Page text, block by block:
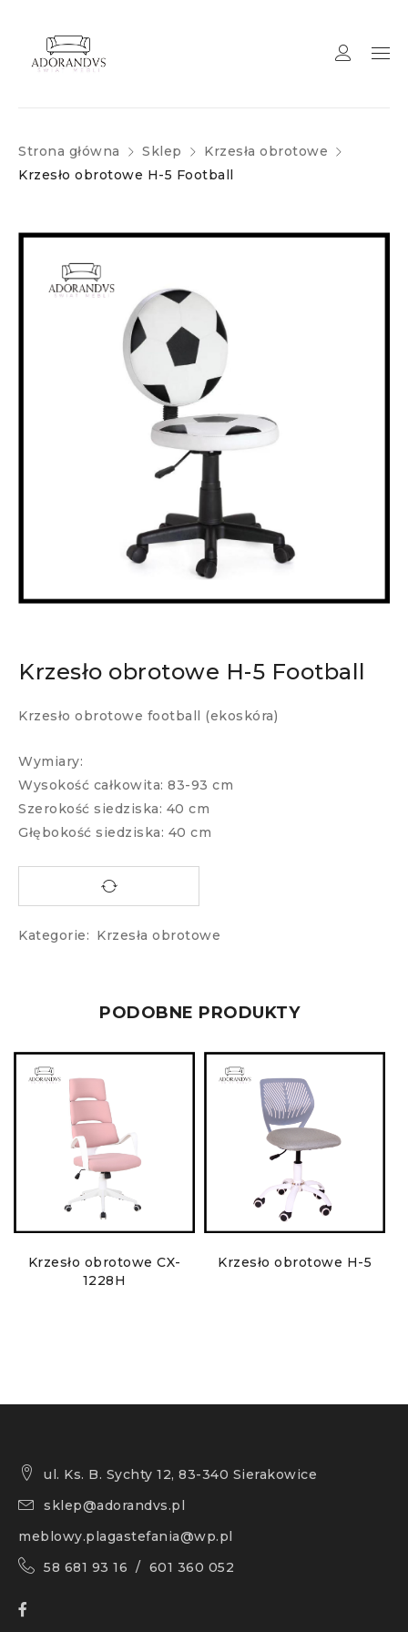
Strona główna Sklep
Krzesła obrotowe
Krzesło obrotowe H-5 Football
Krzesło obrotowe H-5 Football
Krzesło obrotowe football (ekoskóra)
Wymiary:
Wysokość całkowita: 83-93 cm
Szerokość siedziska: 40 cm
Głębokość siedziska: 40 cm
Kategorie: Krzesła obrotowe
PODOBNE PRODUKTY
Krzesło obrotowe CX-
1228H
Krzesło obrotowe H-5
ul. Ks. B. Sychty 12, 83-340 Sierakowice
sklep@adorandvs.pl
meblowy.plagastefania@wp.pl
58 681 93 16 / 601 360 052